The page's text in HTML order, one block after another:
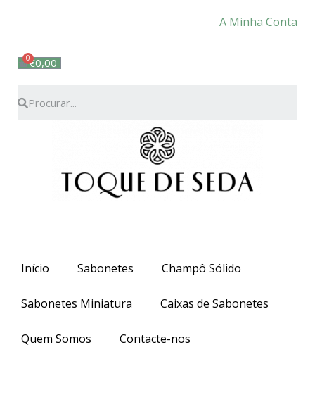
A Minha Conta
€0,00
Início Sabonetes Champô Sólido
Sabonetes Miniatura Caixas de Sabonetes
Quem Somos Contacte-nos
Portes grátis em compras superiores a 35€ para
Portugal Continental. Para as ilhas o valor deverá ser